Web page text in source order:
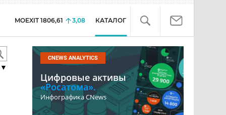
MOEXIT 1806,61 3,08 КАТАЛОГ
CNEWS ANALYTICS
Цифровые активы
«Росатома».
Инфографика CNews